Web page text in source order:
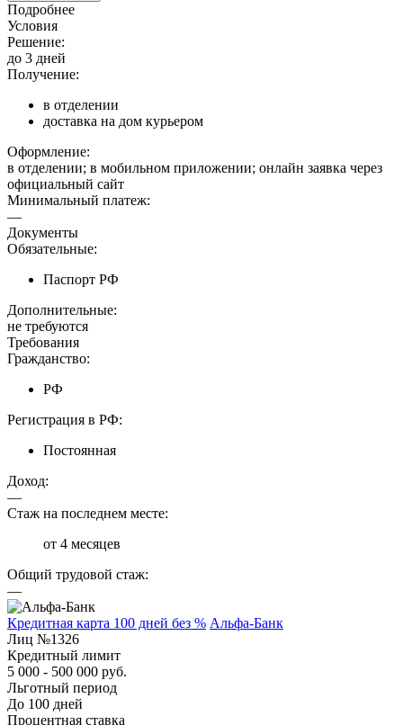
Подробнее
Условия
Решение:
до 3 дней
Получение:
в отделении
доставка на дом курьером
Оформление:
в отделении; в мобильном приложении; онлайн заявка через
официальный сайт
Минимальный платеж:
—
Документы
Обязательные:
Паспорт РФ
Дополнительные:
не требуются
Требования
Гражданство:
РФ
Регистрация в РФ:
Постоянная
Доход:
—
Стаж на последнем месте:
от 4 месяцев
Общий трудовой стаж:
—
Кредитная карта 100 дней без % Альфа-Банк
Лиц №1326
Кредитный лимит
5 000 - 500 000 руб.
Льготный период
До 100 дней
Процентная ставка